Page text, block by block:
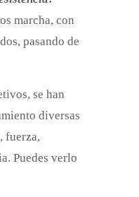
marcha, con
pasando de
se han
diversas
fuerza,
Puedes verlo